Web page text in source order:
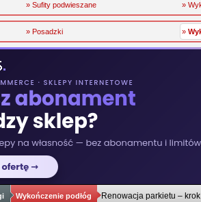
» Sufity podwieszane »
» Posadzki »
Wykończenie podłóg Renowacja parkietu –